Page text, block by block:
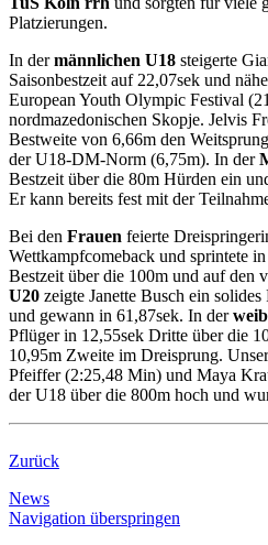
Platzierungen.
In dermännlichen U18 steigerte
Saisonbestzeit auf 22,07sek und
European Youth Olympic Festival
nordmazedonischen Skopje. Jelvis
Bestweite von 6,66m den
der U18-DM-Norm (6,75m). In der
Bestzeit über die 80m Hürden ein
Er kann bereits fest mit der
Bei den Frauen feierte
Wettkampfcomeback und sprintete
Bestzeit über die 100m und auf den
U20 zeigte Janette Busch ein
und gewann in 61,87sek. In der
Pflüger in 12,55sek Dritte über die
10,95m Zweite im Dreisprung.
Pfeiffer (2:25,48 Min) und Maya
der U18 über die 800m hoch und
Zurück
News
Navigation überspringen